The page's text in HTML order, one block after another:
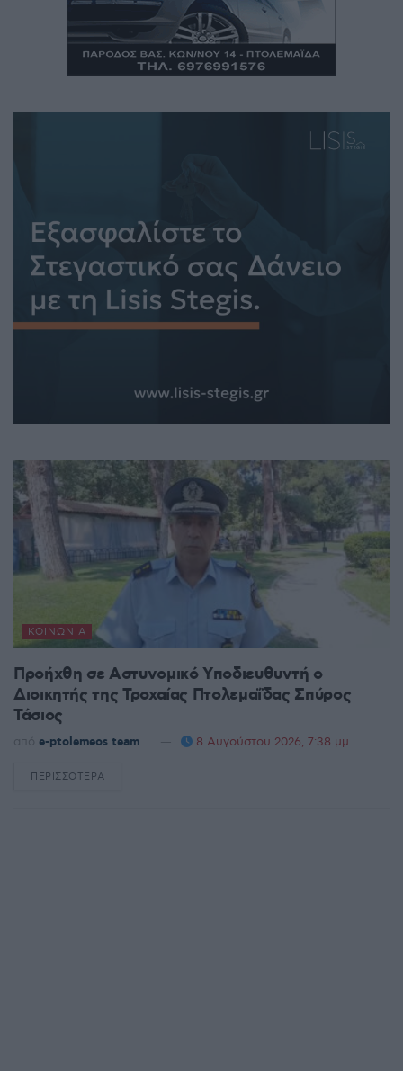
ΚΟΙΝΩΝΊΑ
Προήχθη σε Αστυνομικό Υποδιευθυντή ο
Διοικητής της Τροχαίας Πτολεμαΐδας Σπύρος
Τάσιος
από e-ptolemeos team 8 Αυγούστου 2026, 7:38 μμ
ΠΕΡΙΣΣΌΤΕΡΑ